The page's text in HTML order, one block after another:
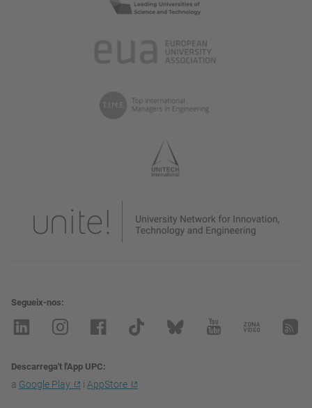
Segueix-nos
Descarrega't l'App UPC
a Google Play i AppStore